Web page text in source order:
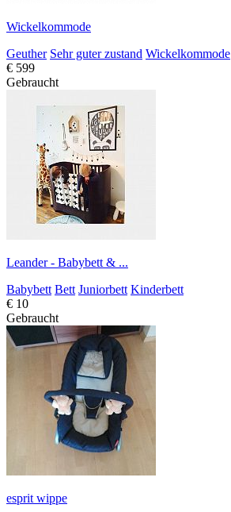
Wickelkommode
Geuther Sehr guter zustand Wickelkommode
€ 599
Gebraucht
Leander - Babybett & ...
Babybett Bett Juniorbett Kinderbett
€ 10
Gebraucht
esprit wippe